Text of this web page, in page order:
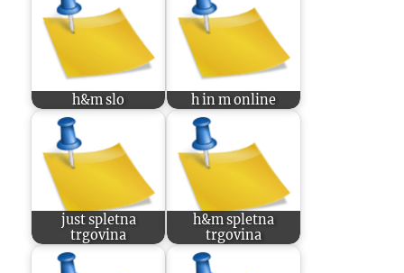
h&m slo h in m online
just spletna
trgovina
h&m spletna
trgovina